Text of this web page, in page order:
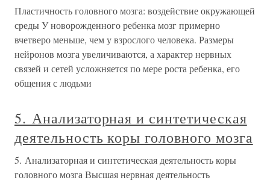
Пластичность головного мозга: воздействие окружающей
среды У новорожденного ребенка мозг примерно
вчетверо меньше, чем у взрослого человека. Размеры
нейронов мозга увеличиваются, а характер нервных
связей и сетей усложняется по мере роста ребенка, его
общения с людьми
5. Анализаторная и синтетическая
деятельность коры головного мозга
5. Анализаторная и синтетическая деятельность коры
головного мозга Высшая нервная деятельность